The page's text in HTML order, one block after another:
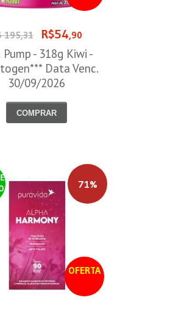
195,31 R$54,90
Pump - 318g Kiwi -
Data Venc.
30/09/2026
COMPRAR
OFERTA
71%